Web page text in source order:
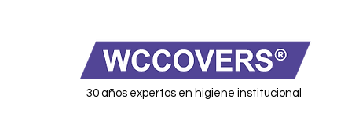
30 años expertos en higiene institucional